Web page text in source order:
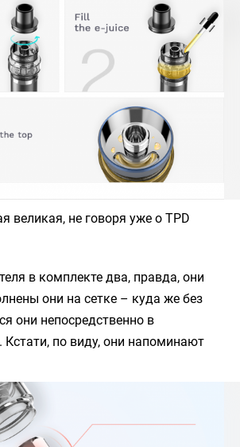
великая, не говоря уже о TPD
в комплекте два, правда, они
они на сетке – куда же без
они непосредственно в
по виду, они напоминают